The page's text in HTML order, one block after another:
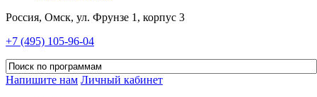
Россия, Омск, ул. Фрунзе 1, корпус 3
+7 (495) 105-96-04
Напишите нам Личный кабинет